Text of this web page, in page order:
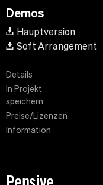
Demos
Hauptversion
Soft Arrangement
Details
In Projekt
speichern
Preise/Lizenzen
Information